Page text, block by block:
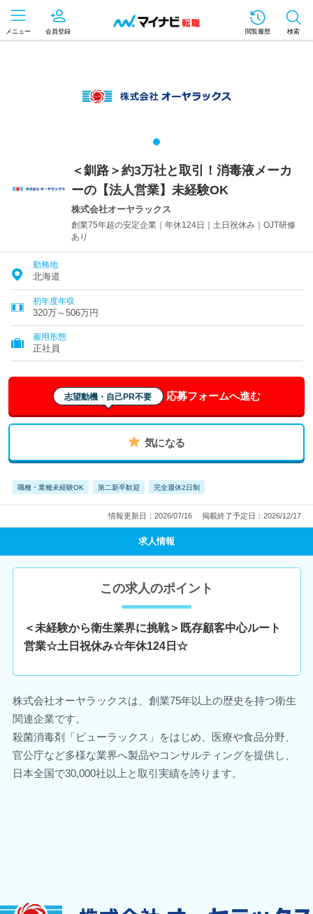
メニュー 会員登録 閲覧履歴 検索
＜釧路＞約3万社と取引！消毒液メーカ
ーの【法人営業】未経験OK
株式会社オーヤラックス
創業75年超の安定企業｜年休124日｜土日祝休み｜OJT研修
あり
勤務地
北海道
初年度年収
320万～506万円
雇用形態
正社員
志望動機・自己PR不要 応募フォームへ進む
気になる
職種・業種未経験OK 第二新卒歓迎 完全週休2日制
情報更新日：2026/07/16 掲載終了予定日：2026/12/17
求人情報
この求人のポイント
＜未経験から衛生業界に挑戦＞既存顧客中心ルート
営業☆土日祝休み☆年休124日☆
株式会社オーヤラックスは、創業75年以上の歴史を持つ衛生
関連企業です。
殺菌消毒剤「ピューラックス」をはじめ、医療や食品分野、
官公庁など多様な業界へ製品やコンサルティングを提供し、
日本全国で30,000社以上と取引実績を誇ります。